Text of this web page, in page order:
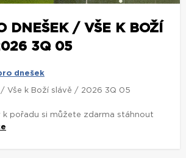
DNEŠEK / VŠE K BOŽÍ
3Q 05
dnešek
Vše k Boží slávě / 2026 3Q 05
k pořadu si můžete zdarma stáhnout